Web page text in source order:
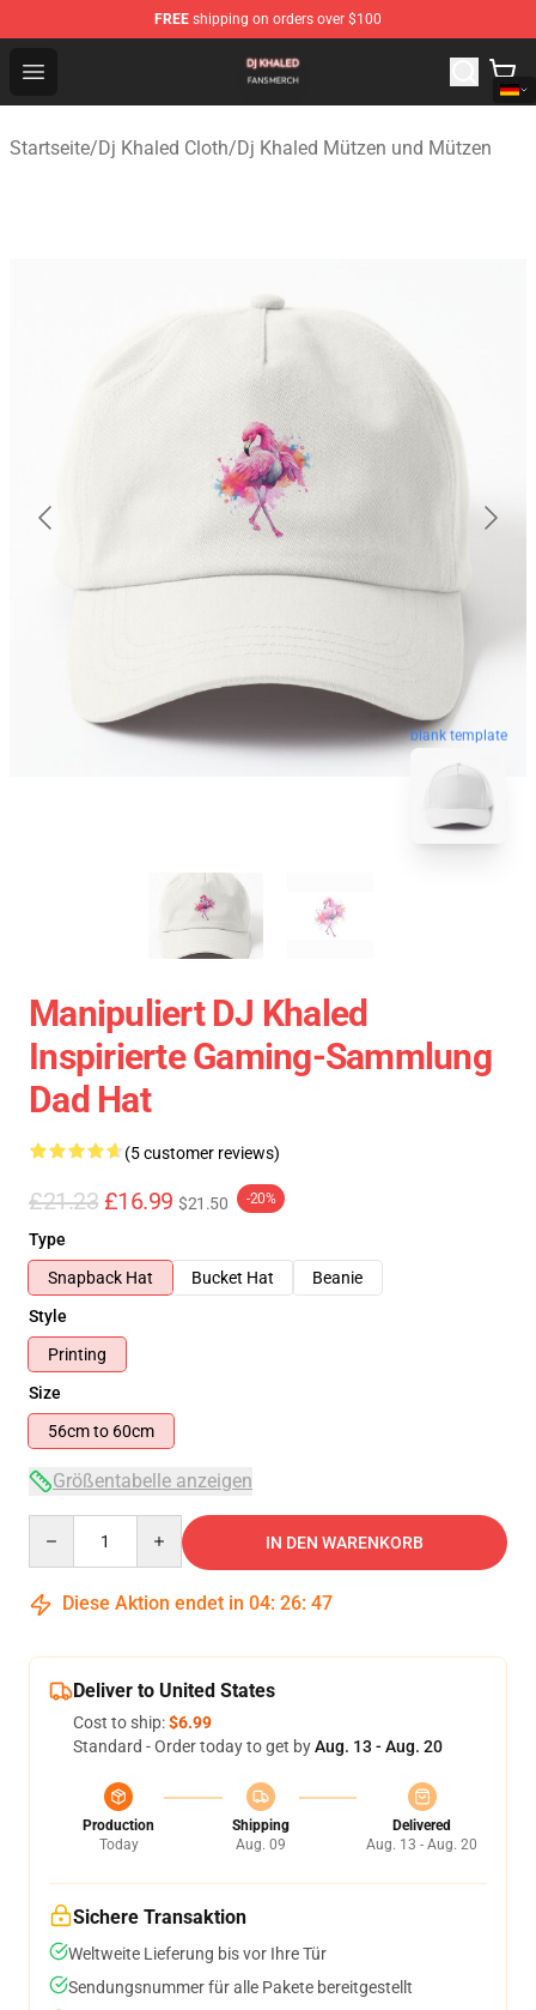
FREE shipping on orders over $100
Open menu
Dj Khaled Shop - Official Dj Khaled Merchandise Store
Startseite/Dj Khaled Cloth/Dj Khaled Mützen und Mützen
blank template
Manipuliert DJ Khaled
Inspirierte Gaming-Sammlung
Dad Hat
(5 customer reviews)
£21.23 £16.99 $21.50 -20%
Type
Snapback Hat
Bucket Hat
Beanie
Style
Printing
Size
56cm to 60cm
Größentabelle anzeigen
IN DEN WARENKORB
Diese Aktion endet in 04: 26: 46
Deliver to United States
Cost to ship:$6.99
Standard - Order today to get byAug. 13 - Aug. 20
Production
Today
Shipping
Aug. 09
Delivered
Aug. 13 - Aug. 20
Sichere Transaktion
Weltweite Lieferung bis vor Ihre Tür
Sendungsnummer für alle Pakete bereitgestellt